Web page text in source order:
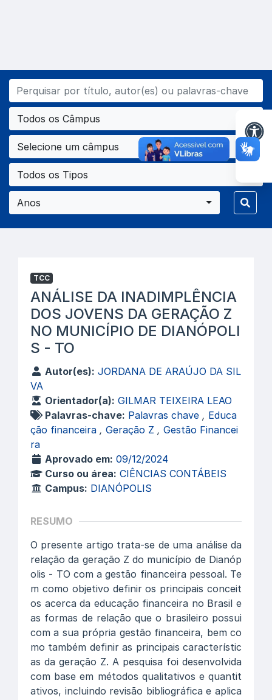
Todos os Câmpus
Selecione um câmpus
Todos os Tipos
Anos
TCC
ANÁLISE DA INADIMPLÊNCIA
DOS JOVENS DA GERAÇÃO Z
NO MUNICÍPIO DE DIANÓPOLI
S - TO
Autor(es): JORDANA DE ARAÚJO DA SIL
VA
Orientador(a): GILMAR TEIXEIRA LEAO
Palavras-chave: Palavras chave , Educa
ção financeira , Geração Z , Gestão Financei
ra
Aprovado em: 09/12/2024
Curso ou área: CIÊNCIAS CONTÁBEIS
Campus: DIANÓPOLIS
RESUMO
O presente artigo trata-se de uma análise da
relação da geração Z do município de Dianóp
olis - TO com a gestão financeira pessoal. Te
m como objetivo definir os principais conceit
os acerca da educação financeira no Brasil e
as formas de relação que o brasileiro possui
com a sua própria gestão financeira, bem co
mo também definir as principais característic
as da geração Z. A pesquisa foi desenvolvida
com base em métodos qualitativos e quantit
ativos, incluindo revisão bibliográfica e aplica